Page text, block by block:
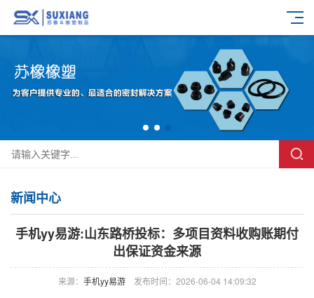
新闻中心
手机yy易游:山东路桥投标：多项目资料收购账期付
出保证资金来源
来源： 手机yy易游发布时间：2026-06-04 14:09:32